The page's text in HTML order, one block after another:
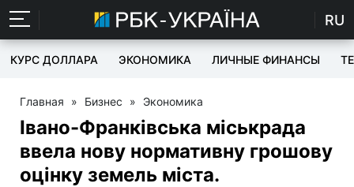
RU
КУРС ДОЛЛАРА ЭКОНОМИКА ЛИЧНЫЕ ФИНАНСЫ
Главная » Бизнес » Экономика
Івано-Франківська міськрада
ввела нову нормативну грошову
оцінку земель міста.